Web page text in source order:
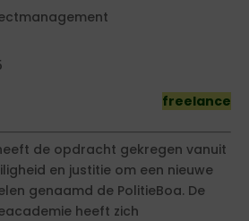
freelance
de opdracht gekregen vanuit
en justitie om een nieuwe
genaamd de PolitieBoa. De
heeft zich